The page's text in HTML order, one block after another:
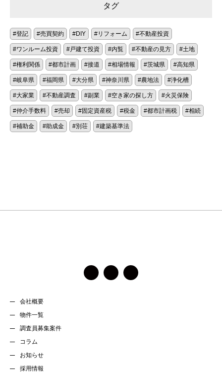
タグ
登記 売買契約 DIY リフォーム 不動産投資
ワンルーム投資 戸建て投資 内覧 不動産の見方 土地
権利関係 都市計画 接道 相場情報 茨城県 高知県
岐阜県 福岡県 大分県 神奈川県 農地法 浄化槽
大家業 不動産調査 副業 空き家の探し方 火災保険
仲介手数料 売却 固定資産税 税金 都市計画税 相続
補助金 助成金 別荘 建築基準法
会社概要
物件一覧
調査員募集案件
コラム
お知らせ
採用情報